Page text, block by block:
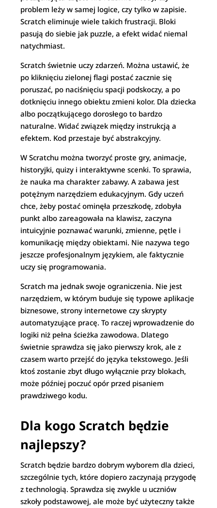
problem leży w samej logice, czy tylko w zapisie.
Scratch eliminuje wiele takich frustracji. Bloki
pasują do siebie jak puzzle, a efekt widać niemal
natychmiast.
Scratch świetnie uczy zdarzeń. Można ustawić, że
po kliknięciu zielonej flagi postać zacznie się
poruszać, po naciśnięciu spacji podskoczy, a po
dotknięciu innego obiektu zmieni kolor. Dla dziecka
albo początkującego dorosłego to bardzo
naturalne. Widać związek między instrukcją a
efektem. Kod przestaje być abstrakcyjny.
W Scratchu można tworzyć proste gry, animacje,
historyjki, quizy i interaktywne scenki. To sprawia,
że nauka ma charakter zabawy. A zabawa jest
potężnym narzędziem edukacyjnym. Gdy uczeń
chce, żeby postać ominęła przeszkodę, zdobyła
punkt albo zareagowała na klawisz, zaczyna
intuicyjnie poznawać warunki, zmienne, pętle i
komunikację między obiektami. Nie nazywa tego
jeszcze profesjonalnym językiem, ale faktycznie
uczy się programowania.
Scratch ma jednak swoje ograniczenia. Nie jest
narzędziem, w którym buduje się typowe aplikacje
biznesowe, strony internetowe czy skrypty
automatyzujące pracę. To raczej wprowadzenie do
logiki niż pełna ścieżka zawodowa. Dlatego
świetnie sprawdza się jako pierwszy krok, ale z
czasem warto przejść do języka tekstowego. Jeśli
ktoś zostanie zbyt długo wyłącznie przy blokach,
może później poczuć opór przed pisaniem
prawdziwego kodu.
Dla kogo Scratch będzie
najlepszy?
Scratch będzie bardzo dobrym wyborem dla dzieci,
szczególnie tych, które dopiero zaczynają przygodę
z technologią. Sprawdza się zwykle u uczniów
szkoły podstawowej, ale może być użyteczny także